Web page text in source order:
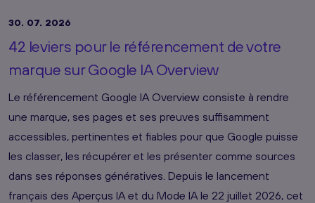
30. 07. 2026
42 leviers pour le référencement de votre
marque sur Google IA Overview
Le référencement Google IA Overview consiste à rendre
une marque, ses pages et ses preuves suffisamment
accessibles, pertinentes et fiables pour que Google puisse
les classer, les récupérer et les présenter comme sources
dans ses réponses génératives. Depuis le lancement
français des Aperçus IA et du Mode IA le 22 juillet 2026, cet